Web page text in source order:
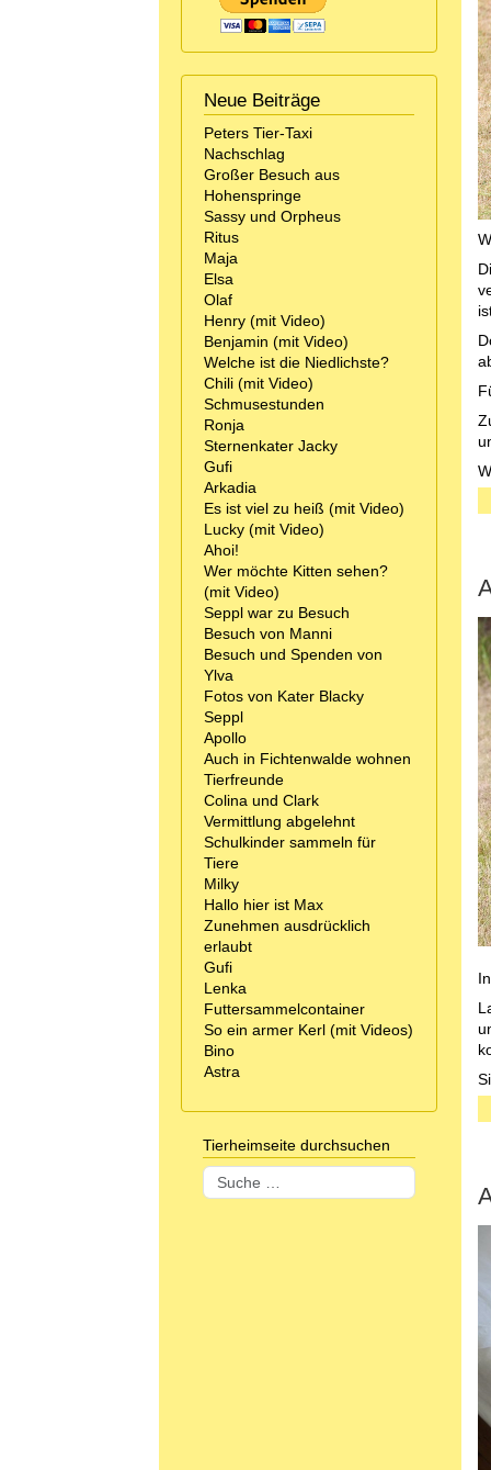
Neue Beiträge
Peters Tier-Taxi
Nachschlag
Großer Besuch aus
Hohenspringe
Sassy und Orpheus
Ritus
Maja
Elsa
Olaf
Henry (mit Video)
Benjamin (mit Video)
Welche ist die Niedlichste?
Chili (mit Video)
Schmusestunden
Ronja
Sternenkater Jacky
Gufi
Arkadia
Es ist viel zu heiß (mit Video)
Lucky (mit Video)
Ahoi!
Wer möchte Kitten sehen?
(mit Video)
Seppl war zu Besuch
Besuch von Manni
Besuch und Spenden von
Ylva
Fotos von Kater Blacky
Seppl
Apollo
Auch in Fichtenwalde wohnen
Tierfreunde
Colina und Clark
Vermittlung abgelehnt
Schulkinder sammeln für
Tiere
Milky
Hallo hier ist Max
Zunehmen ausdrücklich
erlaubt
Gufi
Lenka
Futtersammelcontainer
So ein armer Kerl (mit Videos)
Bino
Astra
Tierheimseite durchsuchen
Suchen